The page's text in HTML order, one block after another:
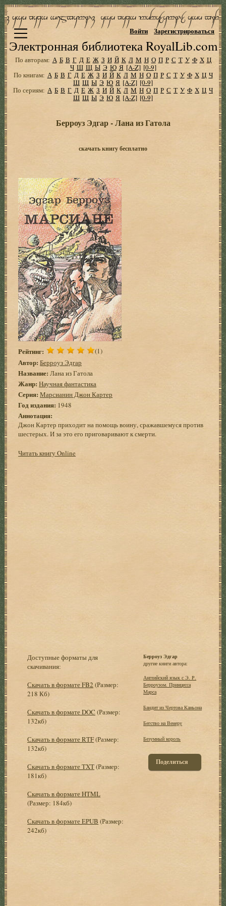
Электронная библиотека RoyalLib.com
Войти Зарегистрироваться
По авторам: А Б В Г Д Е Ж З И Й К Л М Н О П Р С Т У Ф Х Ц
Ч Ш Щ Ы Э Ю Я [A-Z] [0-9]
По книгам: А Б В Г Д Е Ж З И Й К Л М Н О П Р С Т У Ф Х Ц Ч
Ш Щ Ы Э Ю Я [A-Z] [0-9]
По сериям: А Б В Г Д Е Ж З И Й К Л М Н О П Р С Т У Ф Х Ц Ч
Ш Щ Ы Э Ю Я [A-Z] [0-9]
Берроуз Эдгар - Лана из Гатола
скачать книгу бесплатно
Рейтинг: (1)
Автор: Берроуз Эдгар
Название: Лана из Гатола
Жанр: Научная фантастика
Серия:Марсианин Джон Картер
Год издания: 1948
Аннотация:
Джон Картер приходит на помощь воину, сражавшемуся против
шестерых. И за это его приговаривают к смерти.
Читать книгу Online
Доступные форматы для
скачивания:
Скачать в формате FB2 (Размер:
218 Кб)
Скачать в формате DOC (Размер:
132кб)
Скачать в формате RTF(Размер:
132кб)
Скачать в формате TXT(Размер:
181кб)
Скачать в формате HTML
(Размер: 184кб)
Скачать в формате EPUB (Размер:
242кб)
Берроуз Эдгар
другие книги автора:
Английский язык с Э. Р.
Берроузом. Принцесса
Марса
Бандит из Чертова Каньона
Бегство на Венеру
Безумный король
Поделиться